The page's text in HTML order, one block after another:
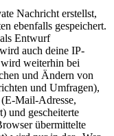
Nachricht erstellst,
ebenfalls gespeichert.
Entwurf
auch deine IP-
weiterhin bei
und Ändern von
und Umfragen),
Mail-Adresse,
und gescheiterte
übermittelte